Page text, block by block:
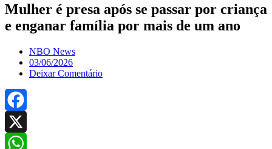
Mulher é presa após se passar por criança
e enganar família por mais de um ano
NBO News
03/06/2026
Deixar Comentário
Facebook
X